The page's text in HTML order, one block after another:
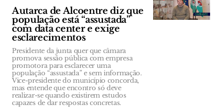
Autarca de Alcoentre diz que
população está “assustada”
com data center e exige
esclarecimentos
Presidente da junta quer que câmara
promova sessão pública com empresa
promotora para esclarecer uma
população “assustada” e sem informação.
Vice-presidente do município concorda,
mas entende que encontro só deve
realizar-se quando existirem estudos
capazes de dar respostas concretas.